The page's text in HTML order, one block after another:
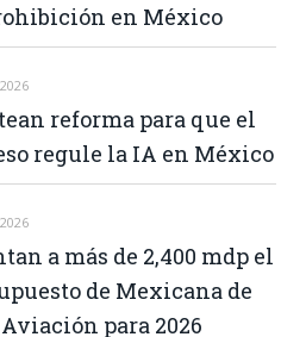
en México
reforma para que el
regule la IA en México
a más de 2,400 mdp el
de Mexicana de
Aviación para 2026